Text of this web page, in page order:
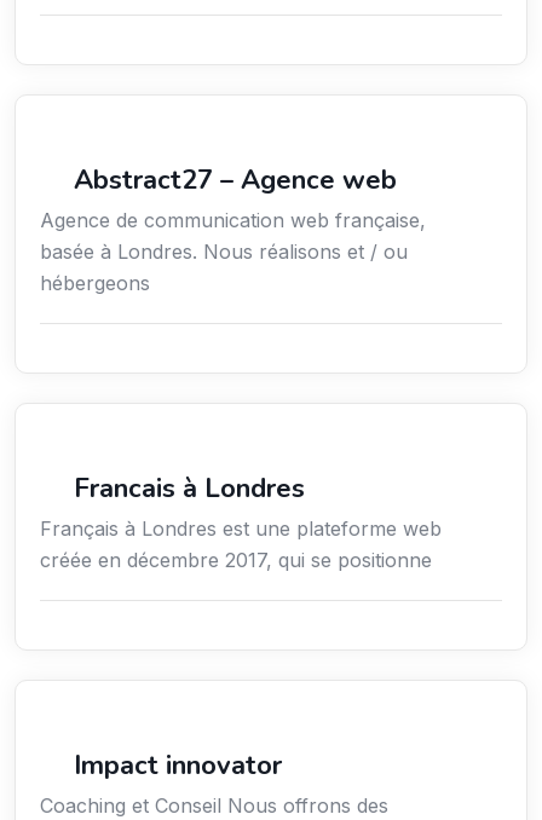
Abstract27 – Agence web
Agence de communication web française,
basée à Londres. Nous réalisons et / ou
hébergeons
Francais à Londres
Français à Londres est une plateforme web
créée en décembre 2017, qui se positionne
Impact innovator
Coaching et Conseil Nous offrons des